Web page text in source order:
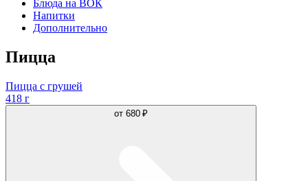
Блюда на ВОК
Напитки
Дополнительно
Пицца
Пицца с грушей
418 г
от 680 ₽